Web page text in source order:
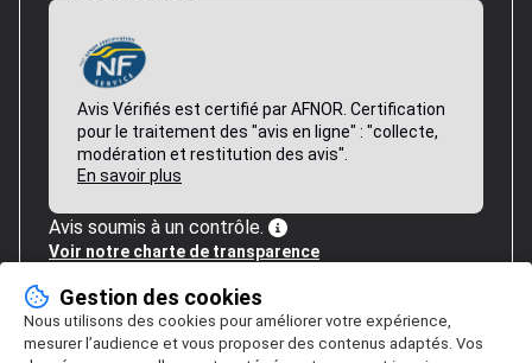
Avis Vérifiés est certifié par AFNOR. Certification
pour le traitement des "avis en ligne" : "collecte,
modération et restitution des avis".
En savoir plus
Avis soumis à un contrôle.
Voir notre charte de transparence
Gestion des cookies
Nous utilisons des cookies pour améliorer votre expérience,
mesurer l’audience et vous proposer des contenus adaptés. Vos